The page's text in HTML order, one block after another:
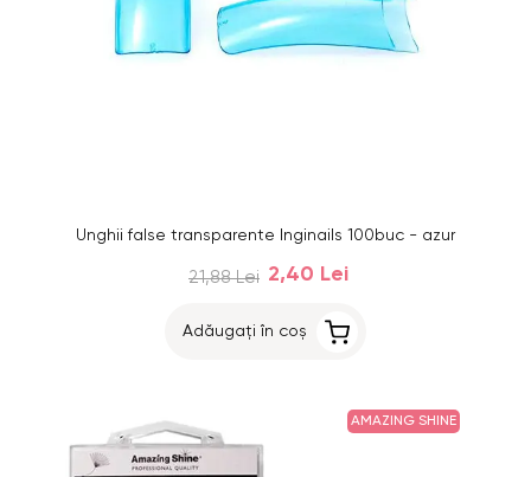
Unghii false transparente Inginails 100buc - azur
21,88 Lei 2,40 Lei
Adăugați în coș
AMAZING SHINE